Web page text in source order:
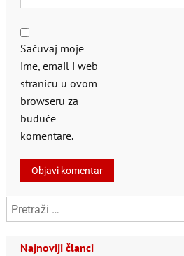
Sačuvaj moje
ime, email i web
stranicu u ovom
browseru za
buduće
komentare.
Najnoviji članci